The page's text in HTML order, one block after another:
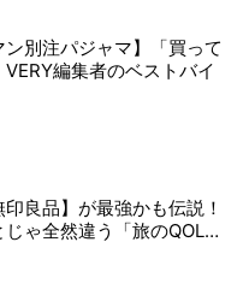
ン別注パジャマ】「買って
VERY編集者のベストバイ
良品】が最強かも伝説！
ゃ全然違う「旅のQOL爆